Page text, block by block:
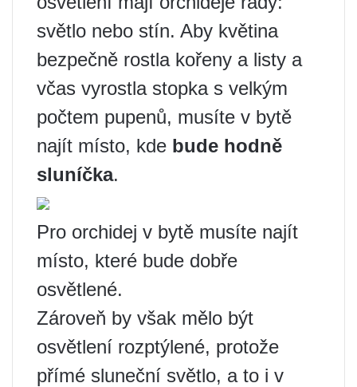
světlo nebo stín. Aby květina
bezpečně rostla kořeny a listy a
včas vyrostla stopka s velkým
počtem pupenů, musíte v bytě
najít místo, kde bude hodně
sluníčka.
Pro orchidej v bytě musíte najít
místo, které bude dobře
osvětlené.
Zároveň by však mělo být
osvětlení rozptýlené, protože
přímé sluneční světlo, a to i v